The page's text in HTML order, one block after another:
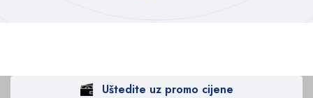
Uštedite uz promo cijene